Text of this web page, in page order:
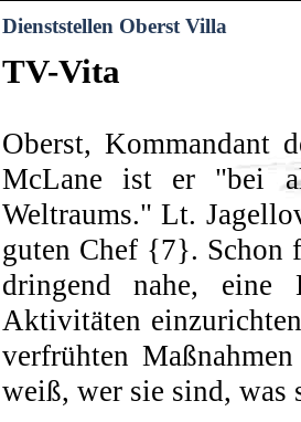
▼
▼
▼
Dienststellen Oberst Villa
TV-Vita
Oberst, Kommandant
McLane ist er "bei
Weltraums." Lt.
guten Chef {7}. Schon
dringend nahe, eine
Aktivitäten
verfrühten
weiß, wer sie sind,